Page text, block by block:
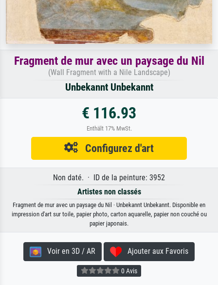
Fragment de mur avec un paysage du Nil
(Wall Fragment with a Nile Landscape)
Unbekannt Unbekannt
€ 116.93
Enthält 17% MwSt.
Configurez d'art
Non daté. · ID de la peinture: 3952
Artistes non classés
Fragment de mur avec un paysage du Nil · Unbekannt Unbekannt. Disponible en
impression d'art sur toile, papier photo, carton aquarelle, papier non couché ou
papier japonais.
Voir en 3D / AR Ajouter aux Favoris
0 Avis